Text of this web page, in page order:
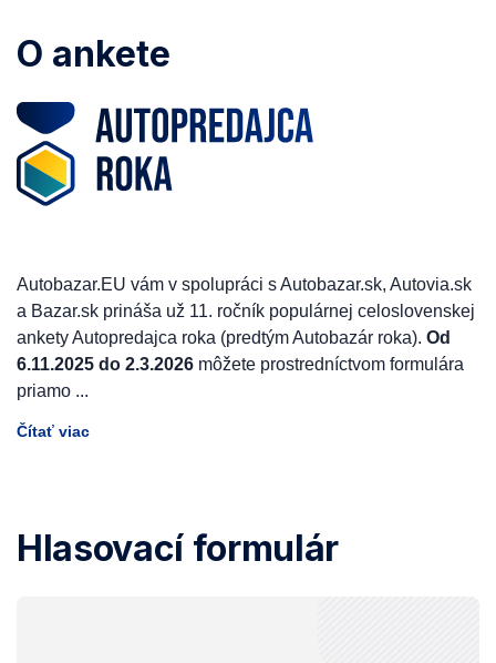
O ankete
Autobazar.EU vám v spolupráci s Autobazar.sk, Autovia.sk
a Bazar.sk prináša už 11. ročník populárnej celoslovenskej
ankety Autopredajca roka (predtým Autobazár roka). Od
6.11.2025 do 2.3.2026 môžete prostredníctvom formulára
priamo ...
Čítať viac
Hlasovací formulár